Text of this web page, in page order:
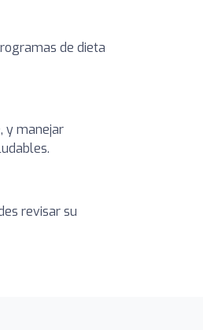
de dieta
y manejar
revisar su